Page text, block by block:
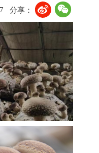
分享：